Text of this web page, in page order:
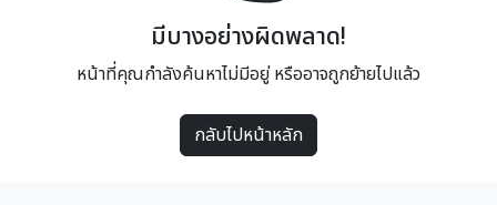
มีบางอย่างผิดพลาด!
หน้าที่คุณกำลังค้นหาไม่มีอยู่ หรืออาจถูกย้ายไปแล้ว
กลับไปหน้าหลัก